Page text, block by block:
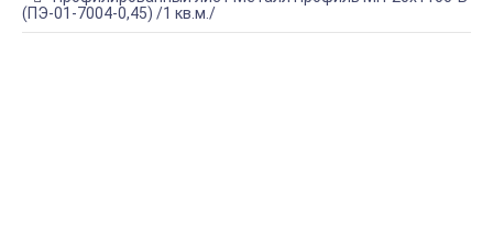
(ПЭ-01-7004-0,45) /1 кв.м./